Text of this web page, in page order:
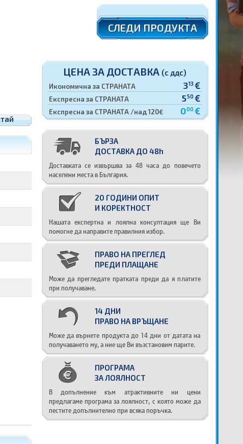
СЛЕДИ ПРОДУКТА
ЦЕНА ЗА ДОСТАВКА (с ддс)
Икономична за СТРАНАТА 313 €
Експресна за СТРАНАТА 550 €
Експресна за СТРАНАТА /над 120€ 000 €
БЪРЗА
ДОСТАВКА ДО 48h
Доставката се извършва за 48 часа до повечето
населени места в България.
20 ГОДИНИ ОПИТ
И КОРЕКТНОСТ
Нашата експертна и лоялна консултация ще Ви
помогне да направите правилния избор.
ПРАВО НА ПРЕГЛЕД
ПРЕДИ ПЛАЩАНЕ
Може да прегледате пратката преди да я платите
при получаване.
14 ДНИ
ПРАВО НА ВРЪЩАНЕ
Може да върнете продукта до 14 дни от датата на
получаването му, а ние ще Ви възстановим парите.
ПРОГРАМА
ЗА ЛОЯЛНОСТ
В допълнение към атрактивните ни цени
предлагаме програма за лоялност, с която може да
пестите допълнително при всяка поръчка.